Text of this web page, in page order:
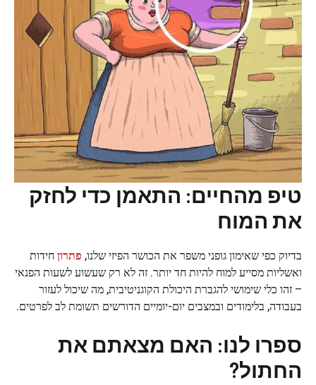
טיפ מהחיים: התאמן כדי לחזק
את המוח
בדיוק כפי שאימון גופני משפר את הכושר הפיזי שלנו, פתרוןחידות
ואשליות מסייע למוח להיות חד יותר. זה לא רק שעשוע לשעות הפנאי
– זהו כלי שימושי להגברת היכולת הקוגניטיבית, מה שיכול לעזור
בעבודה, בלימודים ובמצבים יום-יומיים הדורשים תשומת לב לפרטים.
ספרו לנו: האם מצאתם את
החתול?